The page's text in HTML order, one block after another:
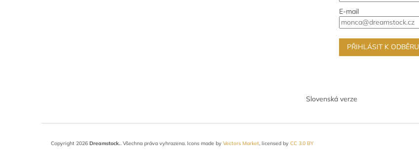
E-mail
PŘIHLÁSIT K ODBĚRU
Slovenská verze
Copyright 2026 Dreamstock.. Všechna práva vyhrazena. Icons made by Vectors Market, licensed by CC 3.0 BY